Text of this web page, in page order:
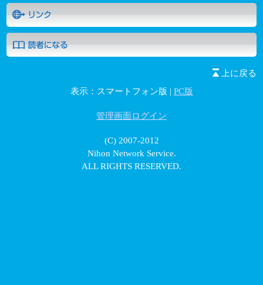
上に戻る
表示：スマートフォン版 | PC版
管理画面ログイン
(C) 2007-2012
Nihon Network Service.
ALL RIGHTS RESERVED.